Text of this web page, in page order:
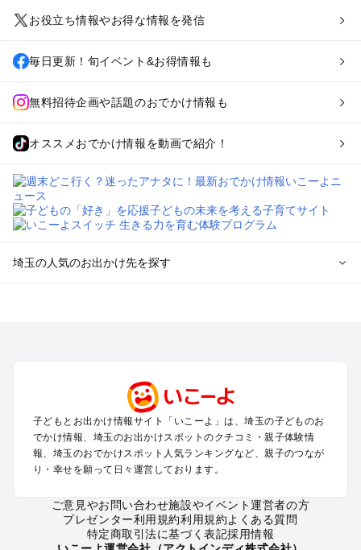
お役立ち情報やお得な情報を発信
毎日更新！旬イベント&お得情報も
無料招待企画や話題のおでかけ情報も
オススメおでかけ情報を動画で紹介！
埼玉の人気のお出かけ先を探す
秩父・長瀞のプールお出かけ
川口・戸田・和光・朝霞のプールお出かけ
飯能・坂戸・東松山・日高のプールお出かけ
久喜・行田・加須・羽生のプールお出かけ
熊谷・太田・足利・古河のプールお出かけ
埼玉の定番お出かけスポット
埼玉の遊園地
子どもとお出かけ情報サイト「いこーよ」は、埼玉の子どものお
でかけ情報、埼玉のお出かけスポットのクチコミ・親子体験情
報、埼玉のおでかけスポット人気ランキングなど、親子のつなが
り・幸せを願って日々運営しております。
ご意見やお問い合わせ施設やイベント運営者の方
プレゼンター利用規約利用規約よくある質問
特定商取引法に基づく表記採用情報